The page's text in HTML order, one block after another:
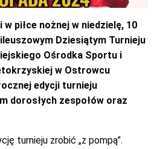
piłce nożnej w niedzielę, 10
Dziesiątym Turnieju
Ośrodka Sportu i
w Ostrowcu
edycji turnieju
dorosłych zespołów oraz
turnieju zrobić „z pompą”.